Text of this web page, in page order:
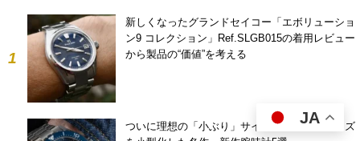
1
新しくなったグランドセイコー「エボリューショ
ン9 コレクション」Ref.SLGB015の着用レビュー
から製品の“価値”を考える
ついに理想の「小ぶり」サイズへ！ケースサイズ
JA